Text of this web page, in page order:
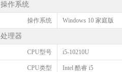
操作系统
操作系统 Windows 10 家庭版
处理器
CPU型号 i5-10210U
CPU类型 Intel 酷睿 i5